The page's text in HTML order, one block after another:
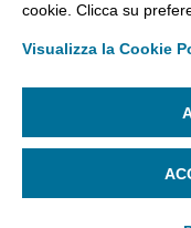
Tinexta InfoCert
Coordinamento di
cookie. Clicca su
Visualizza la Cookie